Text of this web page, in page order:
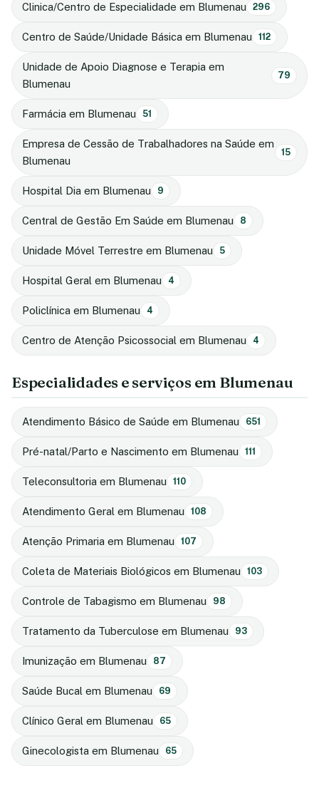
Clinica/Centro de Especialidade em Blumenau 296
Centro de Saúde/Unidade Básica em Blumenau 112
Unidade de Apoio Diagnose e Terapia em
Blumenau
79
Farmácia em Blumenau 51
Empresa de Cessão de Trabalhadores na Saúde em
Blumenau
15
Hospital Dia em Blumenau 9
Central de Gestão Em Saúde em Blumenau 8
Unidade Móvel Terrestre em Blumenau 5
Hospital Geral em Blumenau 4
Policlínica em Blumenau 4
Centro de Atenção Psicossocial em Blumenau 4
Especialidades e serviços em Blumenau
Atendimento Básico de Saúde em Blumenau 651
Pré-natal/Parto e Nascimento em Blumenau 111
Teleconsultoria em Blumenau 110
Atendimento Geral em Blumenau 108
Atenção Primaria em Blumenau 107
Coleta de Materiais Biológicos em Blumenau 103
Controle de Tabagismo em Blumenau 98
Tratamento da Tuberculose em Blumenau 93
Imunização em Blumenau 87
Saúde Bucal em Blumenau 69
Clínico Geral em Blumenau 65
Ginecologista em Blumenau 65